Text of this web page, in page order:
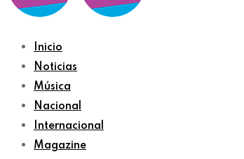
Inicio
Noticias
Música
Nacional
Internacional
Magazine